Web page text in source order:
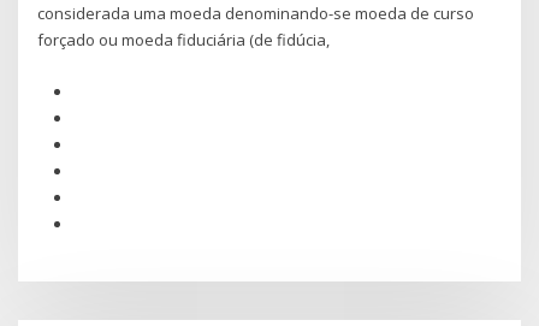
considerada uma moeda denominando-se moeda de curso
forçado ou moeda fiduciária (de fidúcia,